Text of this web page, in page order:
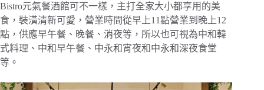
Bistro元氣餐酒館可不一樣，主打全家大小都享用的美
食，裝潢清新可愛，營業時間從早上11點營業到晚上12
點，供應早午餐、晚餐、消夜等，所以也可視為中和韓
式料理、中和早午餐、中永和宵夜和中永和深夜食堂
等。